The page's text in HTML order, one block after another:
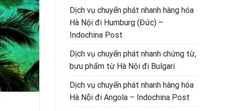
Dịch vụ chuyển phát nhanh hàng hóa
Hà Nội đi Humburg (Đức) –
Indochina Post
Dịch vụ chuyển phát nhanh chứng từ,
bưu phẩm từ Hà Nội đi Bulgari
Dịch vụ chuyển phát nhanh hàng hóa
Hà Nội đi Angola – Indochina Post